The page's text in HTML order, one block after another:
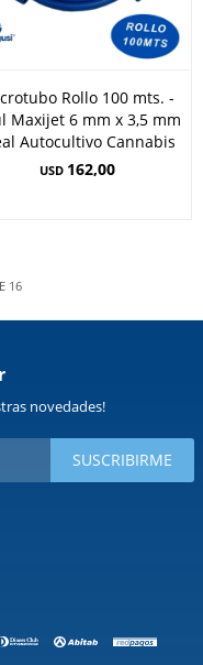
Rollo 100 mts. -
Maxijet 6 mm x 3,5 mm
Autocultivo Cannabis
USD 162,00
16
novedades!
SUSCRIBIRME